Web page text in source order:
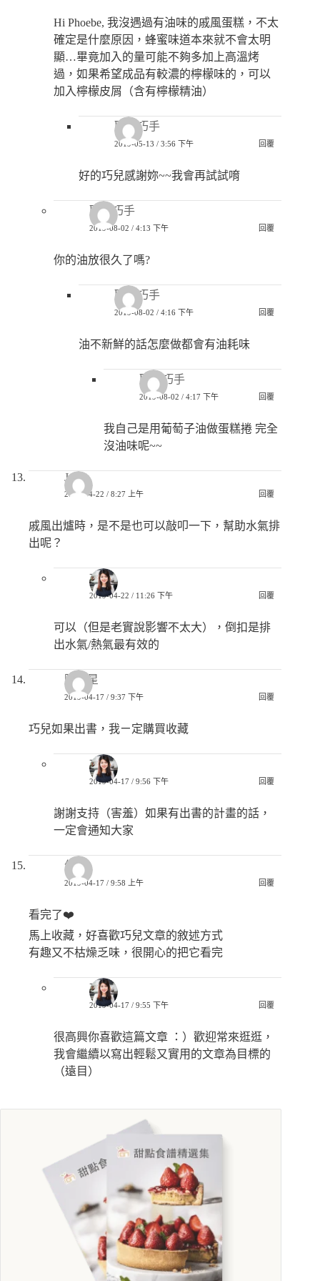
Hi Phoebe, 我沒遇過有油味的戚風蛋糕，不太
確定是什麼原因，蜂蜜味道本來就不會太明
顯…畢竟加入的量可能不夠多加上高溫烤
過，如果希望成品有較濃的檸檬味的，可以
加入檸檬皮屑（含有檸檬精油）
匿名巧手
2019-05-13 / 3:56 下午 回覆
好的巧兒感謝妳~~我會再試試唷
匿名巧手
2019-08-02 / 4:13 下午 回覆
你的油放很久了嗎?
匿名巧手
2019-08-02 / 4:16 下午 回覆
油不新鮮的話怎麼做都會有油耗味
匿名巧手
2019-08-02 / 4:17 下午 回覆
我自己是用葡萄子油做蛋糕捲 完全
沒油味呢~~
Jozen
2019-04-22 / 8:27 上午 回覆
戚風出爐時，是不是也可以敲叩一下，幫助水氣排
出呢？
巧兒
2019-04-22 / 11:26 下午 回覆
可以（但是老實說影響不太大），倒扣是排
出水氣/熱氣最有效的
陳酉星
2019-04-17 / 9:37 下午 回覆
巧兒如果出書，我ㄧ定購買收藏
巧兒
2019-04-17 / 9:56 下午 回覆
謝謝支持（害羞）如果有出書的計畫的話，
一定會通知大家
佳欣
2019-04-17 / 9:58 上午 回覆
看完了❤️
馬上收藏，好喜歡巧兒文章的敘述方式
有趣又不枯燥乏味，很開心的把它看完
巧兒
2019-04-17 / 9:55 下午 回覆
很高興你喜歡這篇文章 ：）歡迎常來逛逛，
我會繼續以寫出輕鬆又實用的文章為目標的
（遠目）